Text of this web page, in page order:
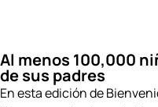
Al menos 100,000
de sus padres
En esta edición de